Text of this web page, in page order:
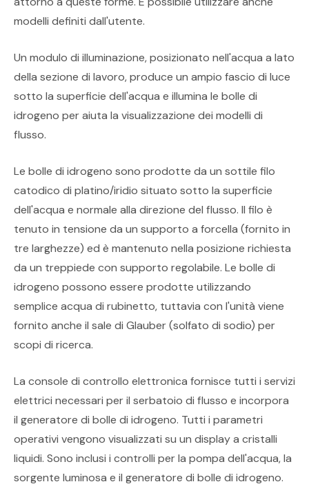
modelli definiti dall'utente.
Un modulo di illuminazione, posizionato nell'acqua a lato
della sezione di lavoro, produce un ampio fascio di luce
sotto la superficie dell'acqua e illumina le bolle di
idrogeno per aiuta la visualizzazione dei modelli di
flusso.
Le bolle di idrogeno sono prodotte da un sottile filo
catodico di platino/iridio situato sotto la superficie
dell'acqua e normale alla direzione del flusso. Il filo è
tenuto in tensione da un supporto a forcella (fornito in
tre larghezze) ed è mantenuto nella posizione richiesta
da un treppiede con supporto regolabile. Le bolle di
idrogeno possono essere prodotte utilizzando
semplice acqua di rubinetto, tuttavia con l'unità viene
fornito anche il sale di Glauber (solfato di sodio) per
scopi di ricerca.
La console di controllo elettronica fornisce tutti i servizi
elettrici necessari per il serbatoio di flusso e incorpora
il generatore di bolle di idrogeno. Tutti i parametri
operativi vengono visualizzati su un display a cristalli
liquidi. Sono inclusi i controlli per la pompa dell'acqua, la
sorgente luminosa e il generatore di bolle di idrogeno.